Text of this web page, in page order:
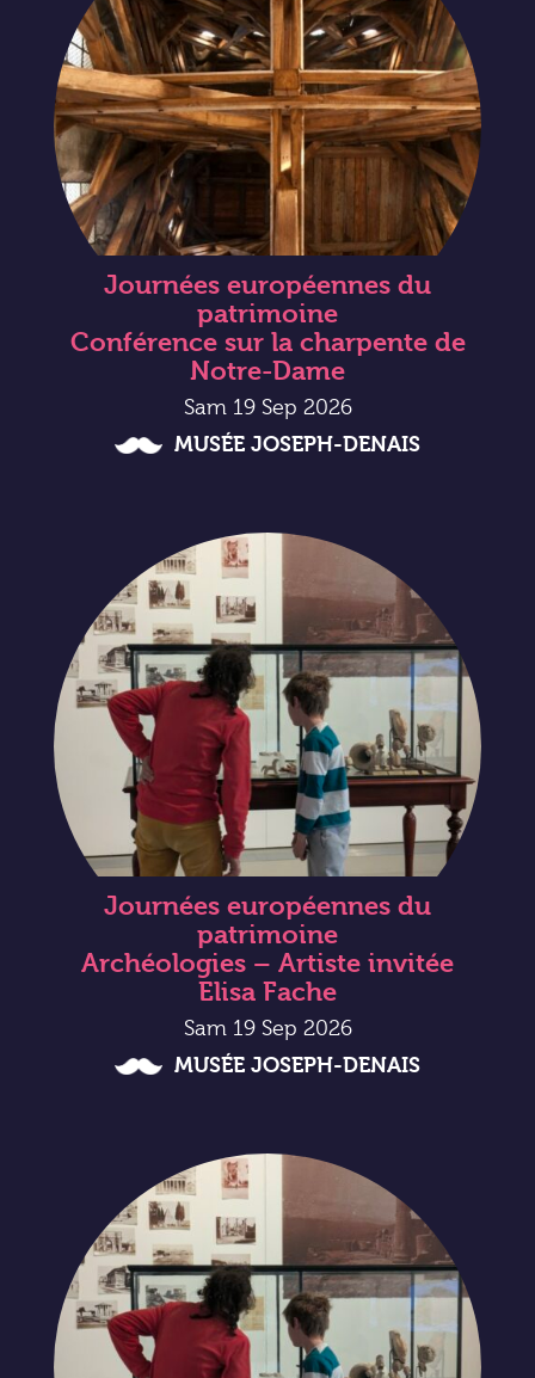
Journées européennes du
patrimoine
Conférence sur la charpente de
Notre-Dame
Sam 19 Sep 2026
MUSÉE JOSEPH-DENAIS
Journées européennes du
patrimoine
Archéologies – Artiste invitée
Elisa Fache
Sam 19 Sep 2026
MUSÉE JOSEPH-DENAIS